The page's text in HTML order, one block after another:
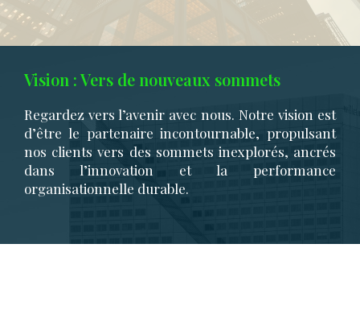
Vision : Vers de nouveaux sommets
Regardez vers l’avenir avec nous. Notre vision est
d’être le partenaire incontournable, propulsant
nos clients vers des sommets inexplorés, ancrés
dans l’innovation et la performance
organisationnelle durable.